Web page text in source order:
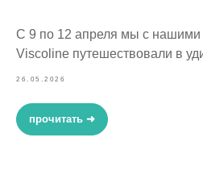
С 9 по 12 апреля мы с нашими
Viscoline путешествовали в
26.05.2026
прочитать ➜